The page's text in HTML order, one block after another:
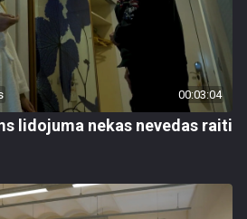
00:03:04
lidojuma nekas nevedas raiti